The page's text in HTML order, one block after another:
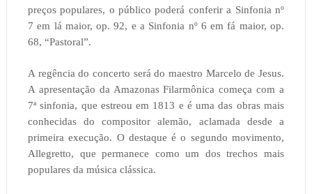
preços populares, o público poderá conferir a Sinfonia nº
7 em lá maior, op. 92, e a Sinfonia nº 6 em fá maior, op.
68, “Pastoral”.
A regência do concerto será do maestro Marcelo de Jesus.
A apresentação da Amazonas Filarmônica começa com a
7ª sinfonia, que estreou em 1813 e é uma das obras mais
conhecidas do compositor alemão, aclamada desde a
primeira execução. O destaque é o segundo movimento,
Allegretto, que permanece como um dos trechos mais
populares da música clássica.